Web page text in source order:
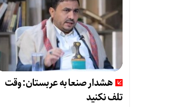
هشدار صنعا به عربستان: وقت
تلف نکنید